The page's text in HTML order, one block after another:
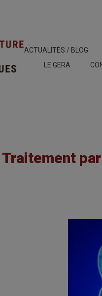
ACTUALITÉS / BLOG
LE GERA